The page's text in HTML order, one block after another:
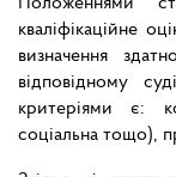
кваліфікаційне
визначення
відповідному
критеріями є:
соціальна тощо),